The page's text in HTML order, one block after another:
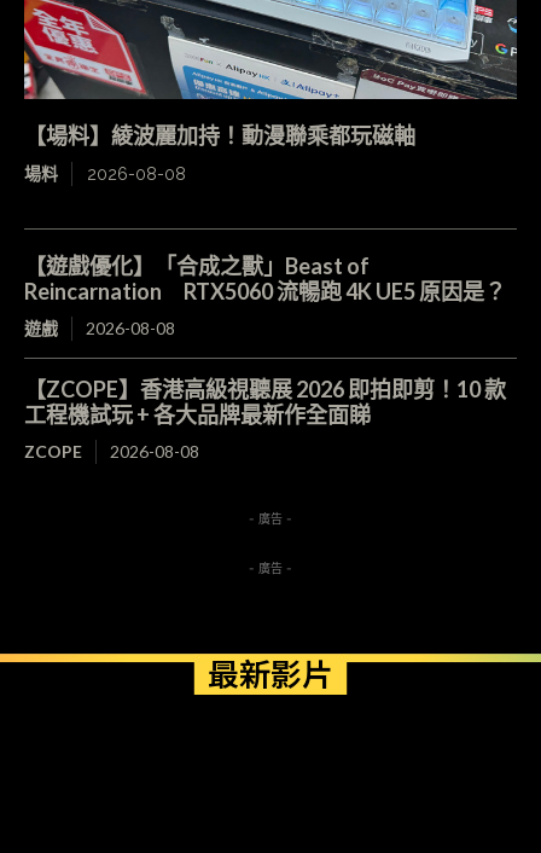
【場料】綾波麗加持！動漫聯乘都玩磁軸
場料 2026-08-08
【遊戲優化】「合成之獸」Beast of
Reincarnation RTX5060 流暢跑 4K UE5 原因是？
遊戲 2026-08-08
【ZCOPE】香港高級視聽展 2026 即拍即剪！10 款
工程機試玩 + 各大品牌最新作全面睇
ZCOPE 2026-08-08
- 廣告 -
- 廣告 -
最新影片